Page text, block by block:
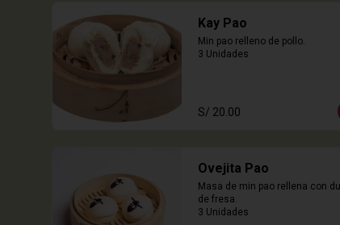
Kay Pao
Min pao relleno de pollo.
3 Unidades
S/ 20.00
Ovejita Pao
Masa de min pao rellena con
de fresa.
3 Unidades